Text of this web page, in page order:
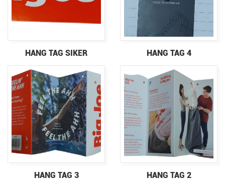
HANG TAG SIKER HANG TAG 4
HANG TAG 3 HANG TAG 2